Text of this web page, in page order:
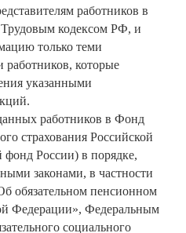
работников в
кодексом РФ, и
только теми
которые
указанными
работников в Фонд
страхования Российской
России) в порядке,
законами, в частности
обязательном пенсионном
Федерации», Федеральным
социального